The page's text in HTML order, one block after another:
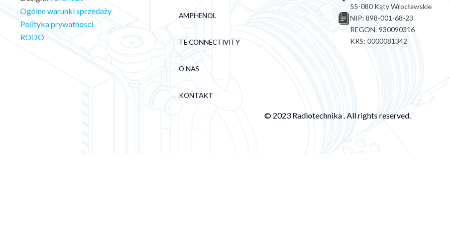
Ogólne warunki sprzedaży
Polityka prywatnosci
RODO
AMPHENOL
TE CONNECTIVITY
O NAS
KONTAKT
55-080 Kąty Wrocławskie
NIP: 898-001-68-23
REGON: 930090316
KRS: 0000081342
© 2023 Radiotechnika . All rights reserved.